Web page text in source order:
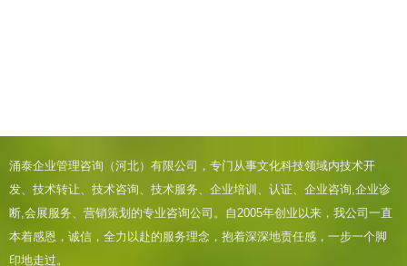
涌泰企业管理咨询（河北）有限公司，专门从事文化科技领域内技术开
发、技术转让、技术咨询、技术服务、企业培训、认证、企业咨询,企业诊
断,会展服务、营销策划的专业咨询公司。自2005年创业以来，我公司一直
本着感恩，诚信，全力以赴的服务理念，抱着深深地责任感，一步一个脚
印地走过。